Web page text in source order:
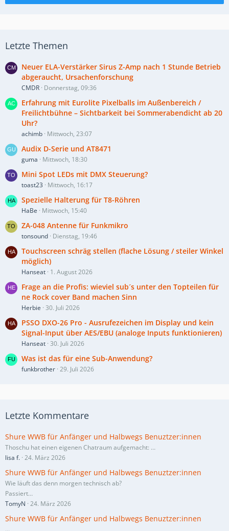
Letzte Themen
Neuer ELA-Verstärker Sirus Z-Amp nach 1 Stunde Betrieb
abgeraucht, Ursachenforschung
CMDR Donnerstag, 09:36
Erfahrung mit Eurolite Pixelballs im Außenbereich /
Freilichtbühne – Sichtbarkeit bei Sommerabendicht ab 20
Uhr?
achimb Mittwoch, 23:07
Audix D-Serie und AT8471
guma Mittwoch, 18:30
Mini Spot LEDs mit DMX Steuerung?
toast23 Mittwoch, 16:17
Spezielle Halterung für T8-Röhren
HaBe Mittwoch, 15:40
ZA-048 Antenne für Funkmikro
tonsound Dienstag, 19:46
Touchscreen schräg stellen (flache Lösung / steiler Winkel
möglich)
Hanseat 1. August 2026
Frage an die Profis: wieviel sub´s unter den Topteilen für
ne Rock cover Band machen Sinn
Herbie 30. Juli 2026
PSSO DXO-26 Pro - Ausrufezeichen im Display und kein
Signal-Input über AES/EBU (analoge Inputs funktionieren)
Hanseat 30. Juli 2026
Was ist das für eine Sub-Anwendung?
funkbrother 29. Juli 2026
Letzte Kommentare
Shure WWB für Anfänger und Halbwegs Benuztzer:innen
Thoschu hat einen eigenen Chatraum aufgemacht: …
lisa f. 24. März 2026
Shure WWB für Anfänger und Halbwegs Benuztzer:innen
Wie läuft das denn morgen technisch ab?
Passiert…
TomyN 24. März 2026
Shure WWB für Anfänger und Halbwegs Benuztzer:innen
…